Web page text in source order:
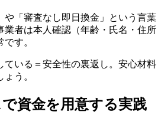
や「審査なし即日換金」という言葉
業者は本人確認（年齢・氏名・住所
す。
ている＝安全性の裏返し。安心材料
う。
資金を用意する実践